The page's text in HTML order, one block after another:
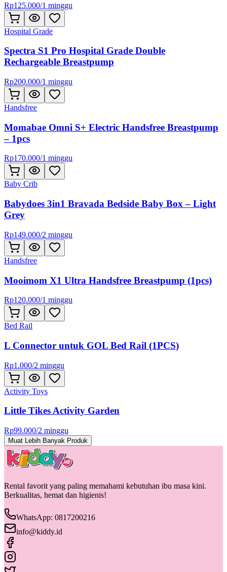
Rp125.000/1 minggu
Hospital Grade
Spectra S1 Pro Hospital Grade Double
Rechargeable Breastpump
Rp200.000/1 minggu
Handsfree
Momabae Omni S+ Electric Handsfree Breastpump
– 1pcs
Rp170.000/1 minggu
Baby Crib
Babydoes 3in1 Bravada Bedside Baby Box – Light
Grey
Rp149.000/2 minggu
Handsfree
Mooimom X1 Ultra Handsfree Breastpump (1pcs)
Rp120.000/1 minggu
Bed Rail
L Connector untuk GOL Bed Rail (1PCS)
Rp1.000/2 minggu
Activity Toys
Little Tikes Activity Garden
Rp99.000/2 minggu
Muat Lebih Banyak Produk
Rental favorit yang paling memahami kebutuhan ibu masa kini.
Berkualitas, hemat dan higienis!
WhatsApp: 0817200216
info@kiddy.id